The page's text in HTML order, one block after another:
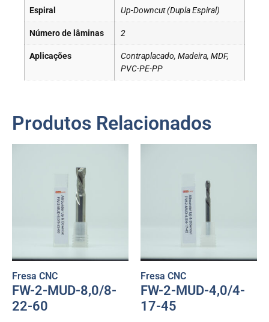
Espiral Up-Downcut (Dupla Espiral)
Número de lâminas 2
Aplicações
Contraplacado, Madeira, MDF,
PVC-PE-PP
Produtos Relacionados
Fresa CNC
FW-2-MUD-8,0/8-
22-60
Fresa CNC
FW-2-MUD-4,0/4-
17-45